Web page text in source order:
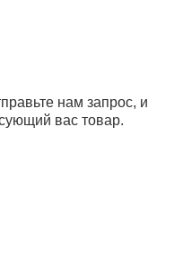
нам запрос, и
вас товар.